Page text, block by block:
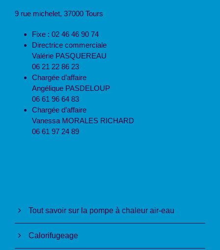
9 rue michelet, 37000 Tours
Fixe : 02 46 46 90 74
Directrice commerciale
Valérie PASQUEREAU
06 21 22 86 23
Chargée d’affaire
Angélique PASDELOUP
06 61 96 64 83
Chargée d’affaire
Vanessa MORALES RICHARD
06 61 97 24 89
Tout savoir sur la pompe à chaleur air-eau
Calorifugeage